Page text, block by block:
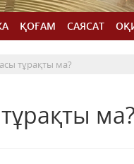
ҚОҒАМ САЯСАТ
тұрақты ма?
ма?